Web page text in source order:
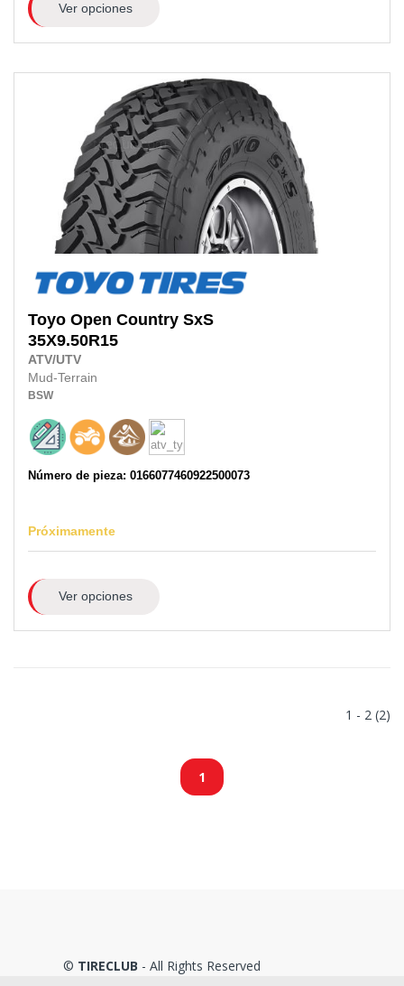
Ver opciones
Toyo Open Country SxS
35X9.50R15
ATV/UTV
Mud-Terrain
BSW
Número de pieza: 0166077460922500073
Próximamente
Ver opciones
1 - 2 (2)
1
© TIRECLUB - All Rights Reserved